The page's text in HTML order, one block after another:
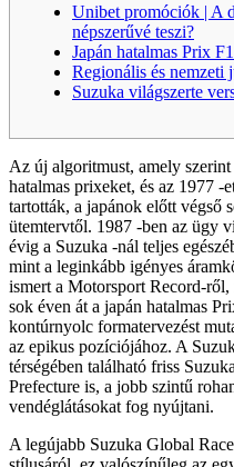
Unibet promóciók | A
népszerűvé teszi?
Japán hatalmas Prix
Regionális és nemzeti
Suzuka világszerte
Az új algoritmust, amely
hatalmas prixeket, és az 1977 -
tartották, a japánok előtt végső
ütemtervtől. 1987 -ben az ügy
évig a Suzuka -nál teljes
mint a leginkább igényes
ismert a Motorsport Record-
sok éven át a japán hatalmas
kontúrnyolc formatervezést
az epikus pozíciójához. A
térségében található friss
Prefecture is, a jobb szintű
vendéglátásokat fog nyújtani.
A legújabb Suzuka Global